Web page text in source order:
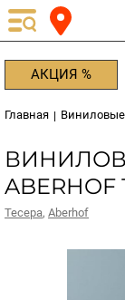
АКЦИЯ %
Главная |
Тесера, Aberhof